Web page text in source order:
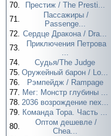
70.
Престиж / The Presti...
71.
Пассажиры /
Passenge...
72. Сердце Дракона / Dra...
73.
Приключения Петрова
...
74.
Судья/The Judge
75. Оружейный барон / Lo...
76.
Рэмпейдж / Rampage
77. Мег: Монстр глубины ...
78. 2036 возрождение nex...
79. Команда Тора. Часть ...
80.
Оптом дешевле /
Chea...